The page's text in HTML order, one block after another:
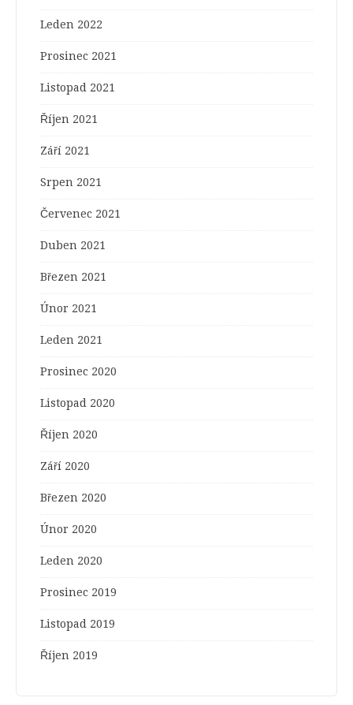
Leden 2022
Prosinec 2021
Listopad 2021
Říjen 2021
Září 2021
Srpen 2021
Červenec 2021
Duben 2021
Březen 2021
Únor 2021
Leden 2021
Prosinec 2020
Listopad 2020
Říjen 2020
Září 2020
Březen 2020
Únor 2020
Leden 2020
Prosinec 2019
Listopad 2019
Říjen 2019